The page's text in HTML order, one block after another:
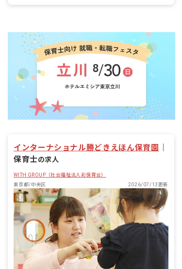
インターナショナル勝どきえほん保育園
保育士の求人
WITH GROUP（社会福祉法人彩保育会）
東京都/中央区
2026/07/13更新